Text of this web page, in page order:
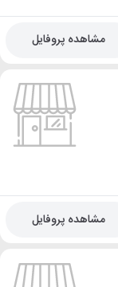
مشاهده پروفایل
مشاهده پروفایل